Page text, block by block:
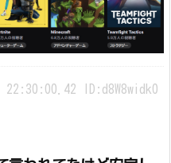
ID:d8W8widk0